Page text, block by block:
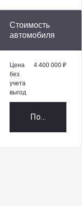
Описание
Стоимость
автомобиля
Цена
без
учета
выгод
4 400 000 ₽
Получить